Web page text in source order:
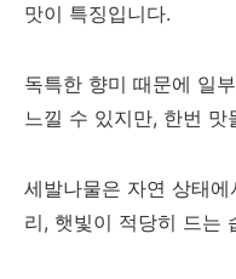
맛이 특징입니다.
독특한 향미 때문에 일
느낄 수 있지만, 한번
세발나물은 자연 상태
리, 햇빛이 적당히 드는